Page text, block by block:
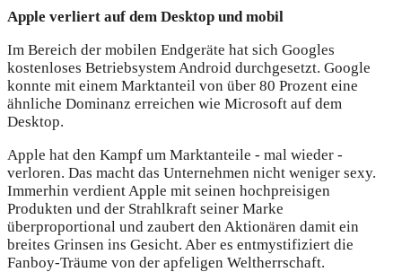
Apple verliert auf dem Desktop und mobil
Im Bereich der mobilen Endgeräte hat sich Googles
kostenloses Betriebsystem Android durchgesetzt. Google
konnte mit einem Marktanteil von über 80 Prozent eine
ähnliche Dominanz erreichen wie Microsoft auf dem
Desktop.
Apple hat den Kampf um Marktanteile - mal wieder -
verloren. Das macht das Unternehmen nicht weniger sexy.
Immerhin verdient Apple mit seinen hochpreisigen
Produkten und der Strahlkraft seiner Marke
überproportional und zaubert den Aktionären damit ein
breites Grinsen ins Gesicht. Aber es entmystifiziert die
Fanboy-Träume von der apfeligen Weltherrschaft.